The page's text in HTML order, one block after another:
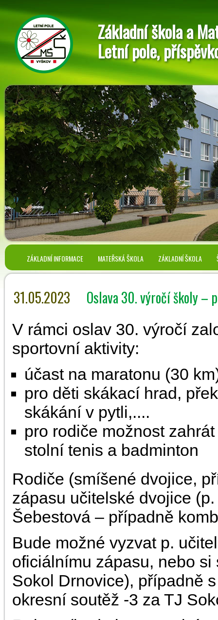
Základní škola a
Letní pole,
ZÁKLADNÍ INFORMACE MATEŘSKÁ ŠKOLA ZÁKLADNÍ ŠKOLA
31.05.2023 Oslava 30. výročí školy –
V rámci oslav 30. výročí
sportovní aktivity:
​účast na maratonu (30
pro děti skákací hrad,
skákání v pytli,....
pro rodiče možnost
stolní tenis a badminton
Rodiče (smíšené dvojice,
zápasu učitelské dvojice
Šebestová – případně
Bude možné vyzvat p.
oficiálnímu zápasu, nebo
Sokol Drnovice), případně
okresní soutěž -3 za TJ